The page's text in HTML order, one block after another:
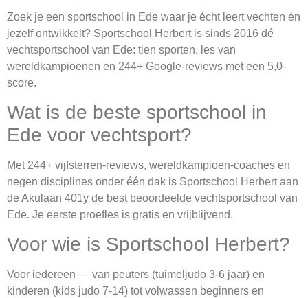
Zoek je een sportschool in Ede waar je écht leert vechten én
jezelf ontwikkelt? Sportschool Herbert is sinds 2016 dé
vechtsportschool van Ede: tien sporten, les van
wereldkampioenen en 244+ Google-reviews met een 5,0-
score.
Wat is de beste sportschool in
Ede voor vechtsport?
Met 244+ vijfsterren-reviews, wereldkampioen-coaches en
negen disciplines onder één dak is Sportschool Herbert aan
de Akulaan 401y de best beoordeelde vechtsportschool van
Ede. Je eerste proefles is gratis en vrijblijvend.
Voor wie is Sportschool Herbert?
Voor iedereen — van peuters (tuimeljudo 3-6 jaar) en
kinderen (kids judo 7-14) tot volwassen beginners en